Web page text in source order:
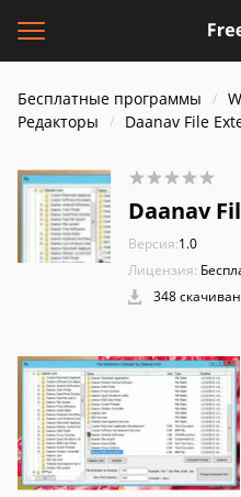
Бесплатные программы
Редакторы
Daanav File
Daanav
Версия:1.0
Лицензия:
348